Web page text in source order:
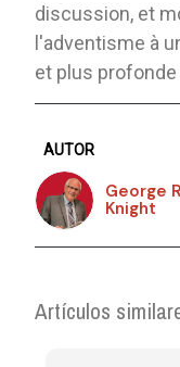
discussion, et
l'adventisme à
et plus
AUTOR
George
Knight
Artículos